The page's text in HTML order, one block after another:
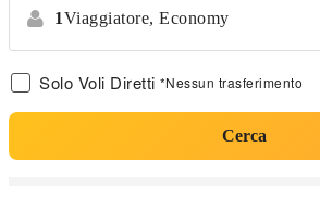
1Viaggiatore, Economy
Solo Voli Diretti *Nessun trasferimento
Cerca